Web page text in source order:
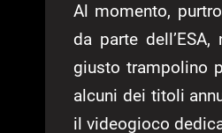
Al momento,
da parte
giusto trampolino
alcuni dei titoli
il videogioco